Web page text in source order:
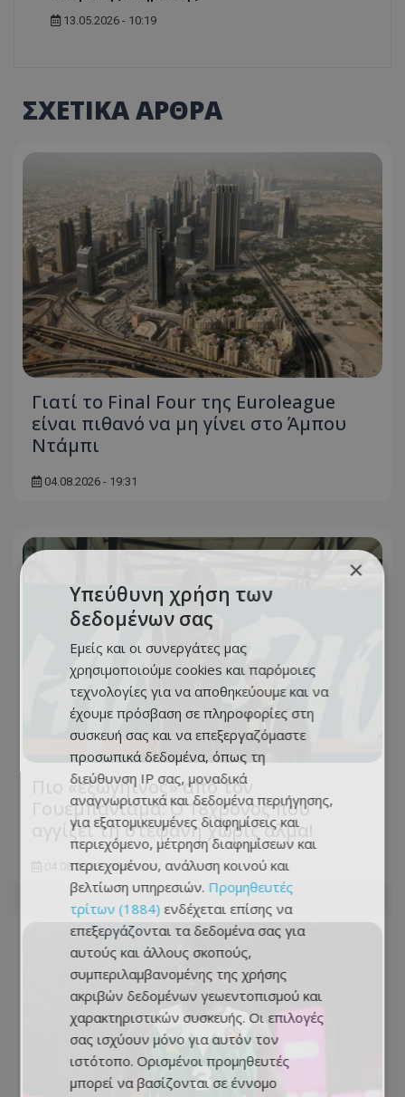
13.05.2026 - 10:19
ΣΧΕΤΙΚΑ ΑΡΘΡΑ
Γιατί το Final Four της Euroleague
είναι πιθανό να μη γίνει στο Άμπου
Ντάμπι
04.08.2026 - 19:31
Πιο «εξωγήινος» από τον
Γουεμπανιάμα: Ο 18χρονος που
αγγίζει τη στεφάνη χωρίς άλμα!
04.08.2026 - 15:41
×
Υπεύθυνη χρήση των
δεδομένων σας
Εμείς και οι συνεργάτες μας
χρησιμοποιούμε cookies και παρόμοιες
τεχνολογίες για να αποθηκεύουμε και να
έχουμε πρόσβαση σε πληροφορίες στη
συσκευή σας και να επεξεργαζόμαστε
προσωπικά δεδομένα, όπως τη
διεύθυνση IP σας, μοναδικά
αναγνωριστικά και δεδομένα περιήγησης,
για εξατομικευμένες διαφημίσεις και
περιεχόμενο, μέτρηση διαφημίσεων και
περιεχομένου, ανάλυση κοινού και
βελτίωση υπηρεσιών. Προμηθευτές
τρίτων (1884) ενδέχεται επίσης να
επεξεργάζονται τα δεδομένα σας για
αυτούς και άλλους σκοπούς,
συμπεριλαμβανομένης της χρήσης
ακριβών δεδομένων γεωεντοπισμού και
χαρακτηριστικών συσκευής. Οι επιλογές
σας ισχύουν μόνο για αυτόν τον
ιστότοπο. Ορισμένοι προμηθευτές
μπορεί να βασίζονται σε έννομο